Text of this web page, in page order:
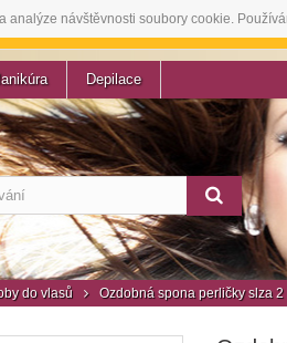
návštěvnosti soubory cookie.
Depilace
do vlasů Ozdobná spona perličky slza 2